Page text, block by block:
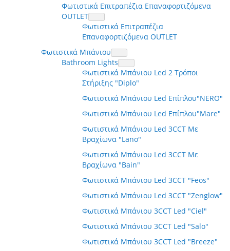
Φωτιστικά Επιτραπέζια Επαναφορτιζόμενα
OUTLET
Φωτιστικά Επιτραπέζια
Επαναφορτιζόμενα OUTLET
Φωτιστικά Μπάνιου
Bathroom Lights
Φωτιστικά Μπάνιου Led 2 Τρόποι
Στήριξης "Diplo"
Φωτιστικά Μπάνιου Led Επίπλου"NERO"
Φωτιστικά Μπάνιου Led Επίπλου"Mare"
Φωτιστικά Μπάνιου Led 3CCT Με
Βραχίωνα "Lano"
Φωτιστικά Μπάνιου Led 3CCT Με
Βραχίωνα "Bain"
Φωτιστικά Μπάνιου Led 3CCT "Feos"
Φωτιστικά Μπάνιου Led 3CCT "Zenglow"
Φωτιστικά Μπάνιου 3CCT Led "Ciel"
Φωτιστικά Μπάνιου 3CCT Led "Salo"
Φωτιστικά Μπάνιου 3CCT Led "Breeze"